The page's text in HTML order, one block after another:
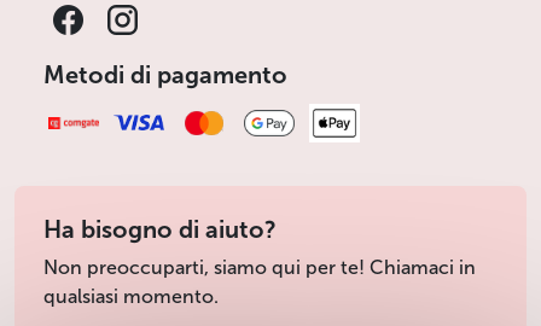
Metodi di pagamento
Ha bisogno di aiuto?
Non preoccuparti, siamo qui per te! Chiamaci in
qualsiasi momento.